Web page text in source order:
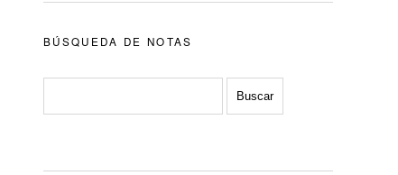
BÚSQUEDA DE NOTAS